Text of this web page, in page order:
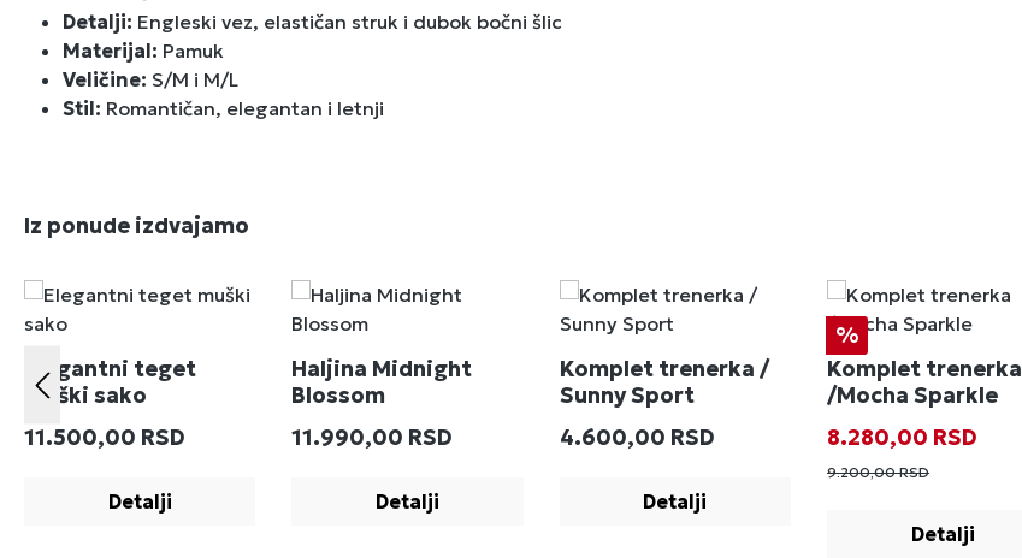
Detalji: Engleski vez, elastičan struk i dubok bočni šlic
Materijal: Pamuk
Veličine: S/M i M/L
Stil: Romantičan, elegantan i letnji
Preskoči galeriju proizvoda
Iz ponude izdvajamo
Elegantni teget
muški sako
Redovna cena:
11.500,00 RSD
Detalji
Haljina Midnight
Blossom
Redovna cena:
11.990,00 RSD
Detalji
Komplet trenerka /
Sunny Sport
Redovna cena:
4.600,00 RSD
Detalji
Popust
%
Komplet trenerka
/Mocha Sparkle
Prodajna cena:
8.280,00 RSD
9.200,00 RSD
Detalji